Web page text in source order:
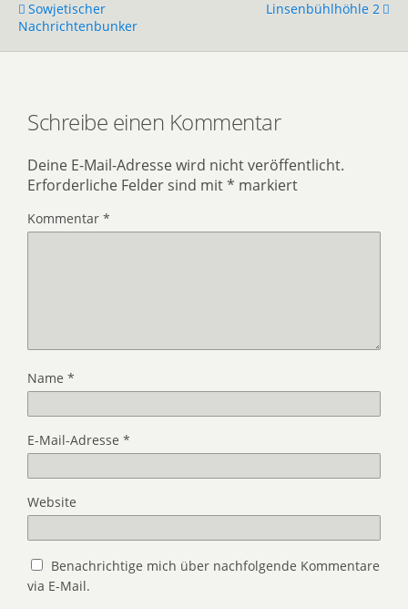
Sowjetischer
Nachrichtenbunker
Linsenbühlhöhle 2
Schreibe einen Kommentar
Deine E-Mail-Adresse wird nicht veröffentlicht.
Erforderliche Felder sind mit* markiert
Kommentar *
Name *
E-Mail-Adresse *
Website
Benachrichtige mich über nachfolgende Kommentare
via E-Mail.